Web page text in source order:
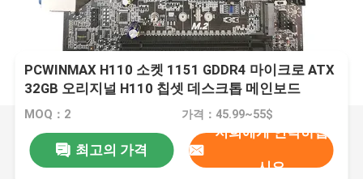
PCWINMAX H110 소켓 1151 GDDR4 마이크로 ATX
32GB 오리지널 H110 칩셋 데스크톱 메인보드
MOQ：2 가격：45.99~55$
최고의 가격
저희에게 연락하십
시오